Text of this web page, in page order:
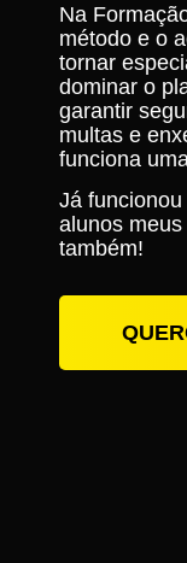
Na
método e o
tornar
dominar o
garantir
multas e
funciona
Já
alunos
também!